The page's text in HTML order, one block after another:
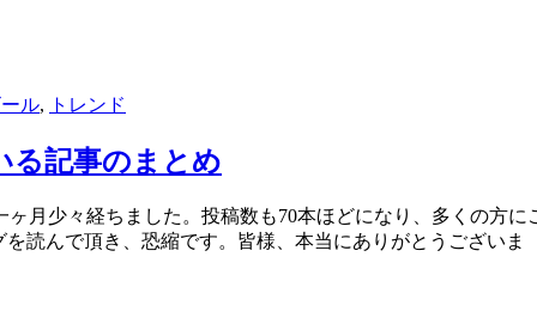
ル, トレンド
る記事のまとめ
月少々経ちました。投稿数も70本ほどになり、多くの方に
読んで頂き、恐縮です。皆様、本当にありがとうございま